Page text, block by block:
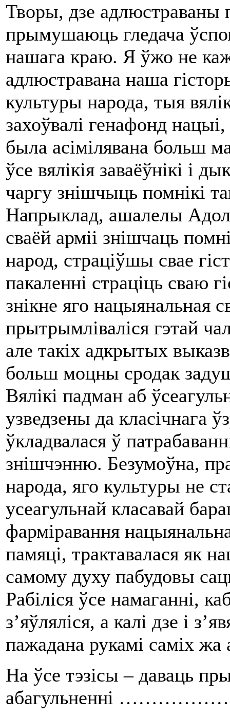
Творы, дзе адлюстраваны
прымушаюць гледача
нашага краю. Я ўжо не
адлюстравана наша
культуры народа, тыя
захоўвалі генафонд
была асімілявана больш
ўсе вялікія заваёўнікі і
чаргу знішчыць помнікі
Напрыклад, ашалелы
сваёй арміі знішчаць
народ, страціўшы свае
пакаленні страціць сваю
знікне яго нацыянальная
прытрымліваліся гэтай
але такіх адкрытых
больш моцны сродак
Вялікі падман аб
узведзены да класічнага
ўкладвалася ў
знішчэнню. Безумоўна,
народа, яго культуры не
усеагульнай класавай
фарміравання
памяці, трактавалася як
самому духу пабудовы
Рабіліся ўсе намаганні,
з’яўляліся, а калі дзе і
пажадана рукамі саміх жа
На ўсе тэзісы – даваць
абагульненні